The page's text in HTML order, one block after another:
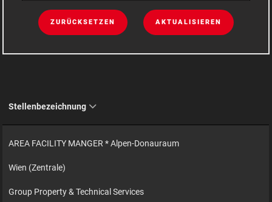
ZURÜCKSETZEN AKTUALISIEREN
Stellenbezeichnung
AREA FACILITY MANGER * Alpen-Donauraum
Wien (Zentrale)
Group Property & Technical Services